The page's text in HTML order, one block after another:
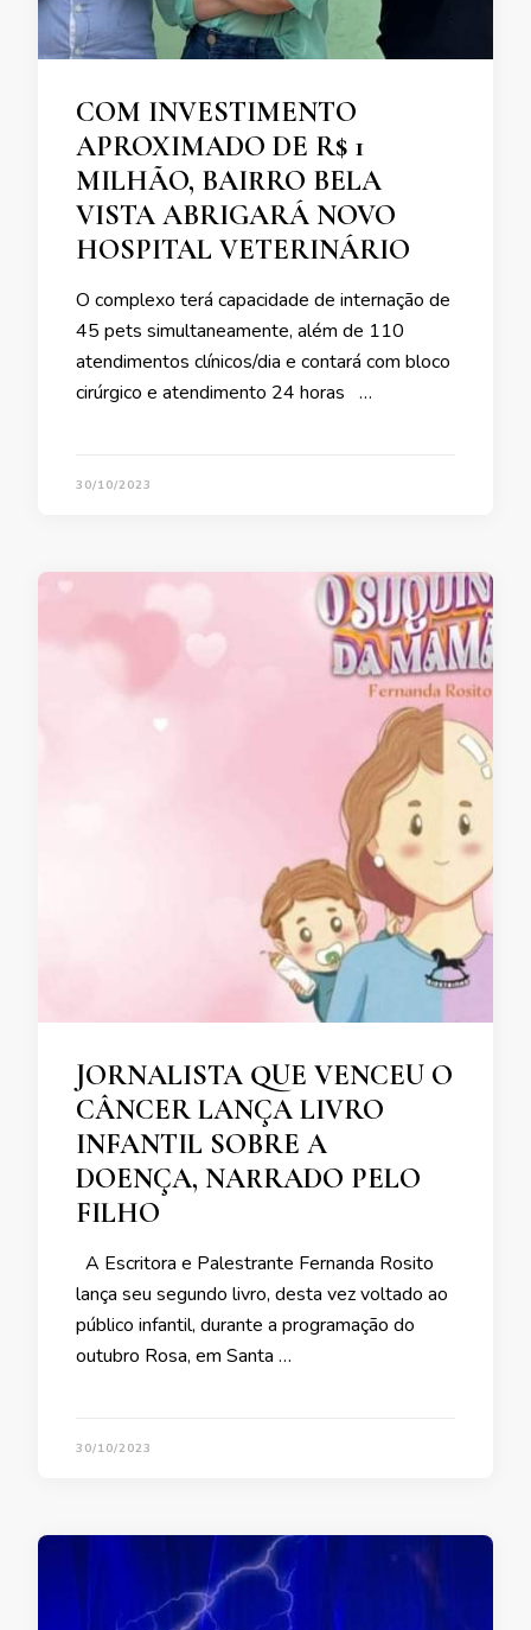
COM INVESTIMENTO
APROXIMADO DE R$ 1
MILHÃO, BAIRRO BELA
VISTA ABRIGARÁ NOVO
HOSPITAL VETERINÁRIO
O complexo terá capacidade de internação de
45 pets simultaneamente, além de 110
atendimentos clínicos/dia e contará com bloco
cirúrgico e atendimento 24 horas …
30/10/2023
JORNALISTA QUE VENCEU O
CÂNCER LANÇA LIVRO
INFANTIL SOBRE A
DOENÇA, NARRADO PELO
FILHO
A Escritora e Palestrante Fernanda Rosito
lança seu segundo livro, desta vez voltado ao
público infantil, durante a programação do
outubro Rosa, em Santa …
30/10/2023